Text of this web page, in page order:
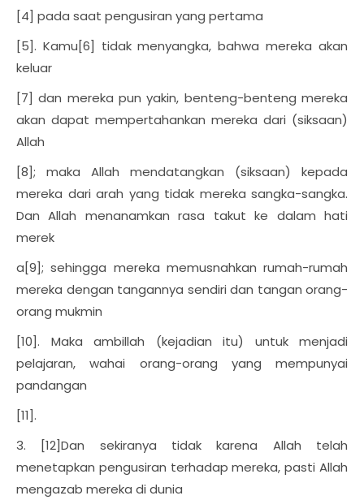
[4] pada saat pengusiran yang pertama
[5]. Kamu[6] tidak menyangka, bahwa mereka akan
keluar
[7] dan mereka pun yakin, benteng-benteng mereka
akan dapat mempertahankan mereka dari (siksaan)
Allah
[8]; maka Allah mendatangkan (siksaan) kepada
mereka dari arah yang tidak mereka sangka-sangka.
Dan Allah menanamkan rasa takut ke dalam hati
merek
a[9]; sehingga mereka memusnahkan rumah-rumah
mereka dengan tangannya sendiri dan tangan orang-
orang mukmin
[10]. Maka ambillah (kejadian itu) untuk menjadi
pelajaran, wahai orang-orang yang mempunyai
pandangan
[11].
3. [12]Dan sekiranya tidak karena Allah telah
menetapkan pengusiran terhadap mereka, pasti Allah
mengazab mereka di dunia